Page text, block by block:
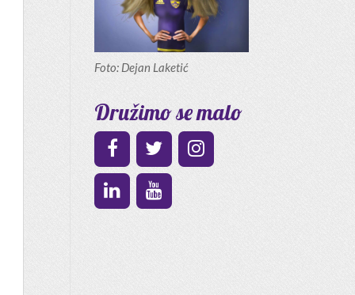
Foto: Dejan Laketić
Družimo se malo